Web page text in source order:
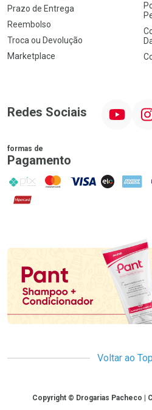
Prazo de Entrega
Reembolso
Troca ou Devolução
Marketplace
Redes Sociais
formas de
Pagamento
PIX MasterCard
VISA ELO AMEX
Hipercard
Voltar ao
CopyrightCopyright © Drogarias Pacheco |